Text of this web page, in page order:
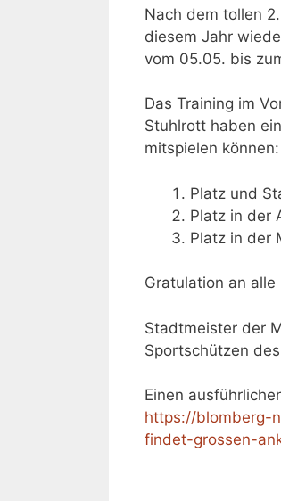
Nach dem tollen
diesem Jahr
vom 05.05. bis
Das Training im
Stuhlrott haben
mitspielen können:
Platz und
Platz in der
Platz in der
Gratulation an alle
Stadtmeister der
Sportschützen
Einen
https://blomberg-
findet-grossen-